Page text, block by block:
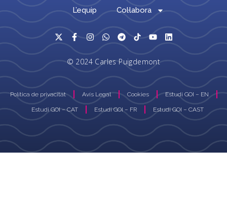
L’equip
Col·labora
© 2024 Carles Puigdemont
Política de privacitat Avís Legal Cookies Estudi GOI – EN
Estudi GOI – CAT Estudi GOI – FR Estudi GOI – CAST